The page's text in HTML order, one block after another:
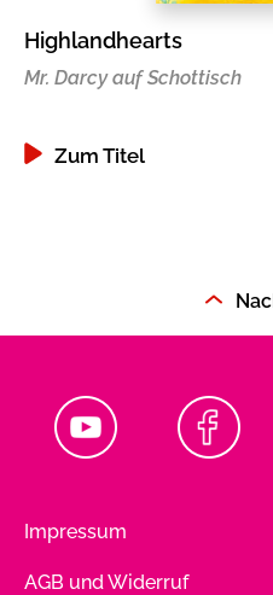
Highlandhearts
Mr. Darcy auf Schottisch
Zum Titel
Impressum
AGB und Widerruf